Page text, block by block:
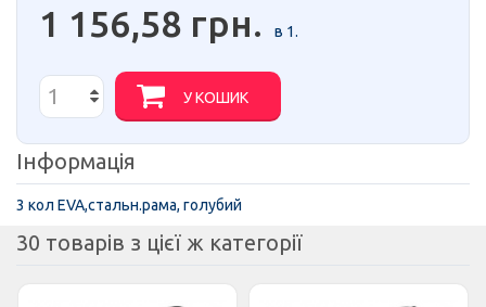
1 156,58 грн. в 1.
У КОШИК
Інформація
3 кол EVA,стальн.рама, голубий
30 товарів з цієї ж категорії